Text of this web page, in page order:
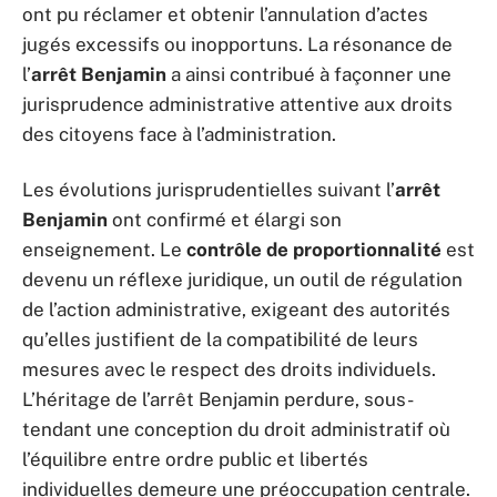
ont pu réclamer et obtenir l’annulation d’actes
jugés excessifs ou inopportuns. La résonance de
l’arrêt Benjamin a ainsi contribué à façonner une
jurisprudence administrative attentive aux droits
des citoyens face à l’administration.
Les évolutions jurisprudentielles suivant l’arrêt
Benjamin ont confirmé et élargi son
enseignement. Le contrôle de proportionnalité est
devenu un réflexe juridique, un outil de régulation
de l’action administrative, exigeant des autorités
qu’elles justifient de la compatibilité de leurs
mesures avec le respect des droits individuels.
L’héritage de l’arrêt Benjamin perdure, sous-
tendant une conception du droit administratif où
l’équilibre entre ordre public et libertés
individuelles demeure une préoccupation centrale.